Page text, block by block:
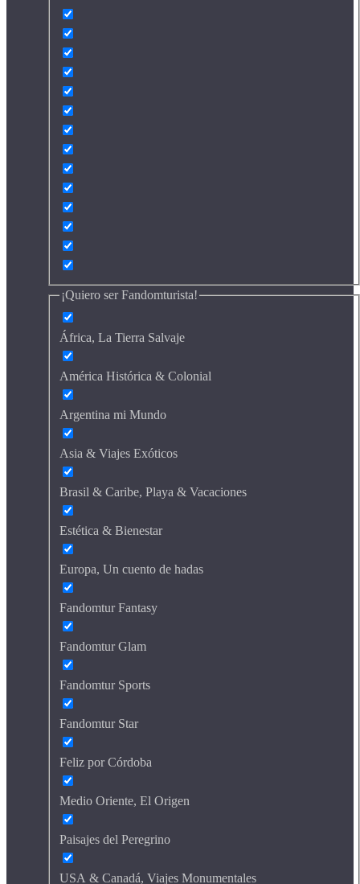
¡Quiero ser Fandomturista!
África, La Tierra Salvaje
América Histórica & Colonial
Argentina mi Mundo
Asia & Viajes Exóticos
Brasil & Caribe, Playa & Vacaciones
Estética & Bienestar
Europa, Un cuento de hadas
Fandomtur Fantasy
Fandomtur Glam
Fandomtur Sports
Fandomtur Star
Feliz por Córdoba
Medio Oriente, El Origen
Paisajes del Peregrino
USA & Canadá, Viajes Monumentales